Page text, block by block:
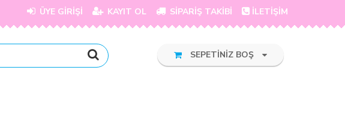
ÜYE GİRİŞİ KAYIT OL SİPARİŞ TAKİBİ İLETİŞİM
SEPETİNİZ BOŞ